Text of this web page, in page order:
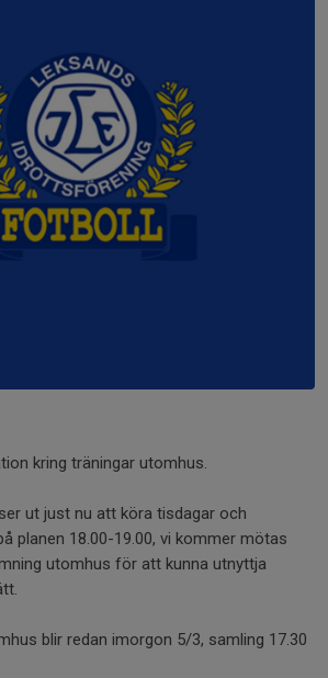
kring träningar utomhus.
ut just nu att köra tisdagar och
planen 18.00-19.00, vi kommer mötas
utomhus för att kunna utnyttja
blir redan imorgon 5/3, samling 17.30